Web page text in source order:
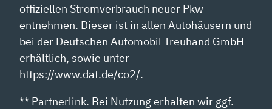
offiziellen Stromverbrauch neuer Pkw
entnehmen. Dieser ist in allen Autohäusern und
bei der Deutschen Automobil Treuhand GmbH
erhältlich, sowie unter
https://www.dat.de/co2/.
** Partnerlink. Bei Nutzung erhalten wir ggf.